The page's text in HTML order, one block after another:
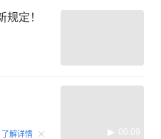
定！
了解详情 00:09